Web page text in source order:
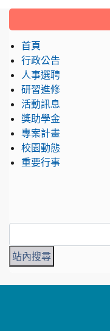
:::
首頁
行政公告
人事選聘
研習進修
活動訊息
獎助學金
專案計畫
校園動態
重要行事